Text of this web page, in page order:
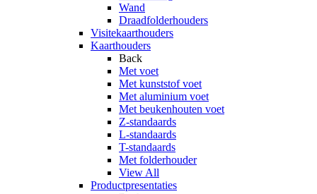
Wand
Draadfolderhouders
Visitekaarthouders
Kaarthouders
Back
Met voet
Met kunststof voet
Met aluminium voet
Met beukenhouten voet
Z-standaards
L-standaards
T-standaards
Met folderhouder
View All
Productpresentaties